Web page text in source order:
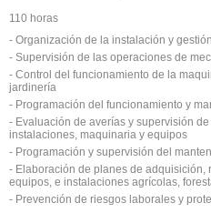
110 horas
- Organización de la instalación y
- Supervisión de las operaciones de
- Control del funcionamiento de la
jardinería
- Programación del funcionamiento y
- Evaluación de averías y supervisión
instalaciones, maquinaria y equipos
- Programación y supervisión del
- Elaboración de planes de
equipos, e instalaciones agrícolas,
- Prevención de riesgos laborales y